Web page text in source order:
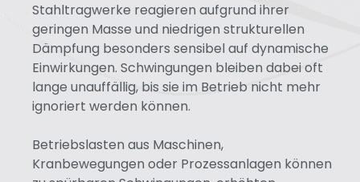
Stahltragwerke reagieren aufgrund ihrer
geringen Masse und niedrigen strukturellen
Dämpfung besonders sensibel auf dynamische
Einwirkungen. Schwingungen bleiben dabei oft
lange unauffällig, bis sie im Betrieb nicht mehr
ignoriert werden können.
Betriebslasten aus Maschinen,
Kranbewegungen oder Prozessanlagen können